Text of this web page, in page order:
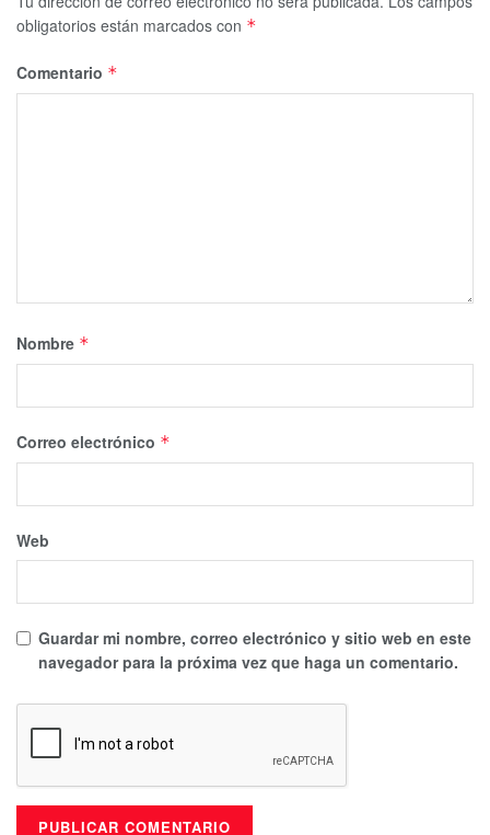
obligatorios están marcados con *
Comentario *
Nombre *
Correo electrónico *
Web
Guardar mi nombre, correo electrónico y sitio web en este
navegador para la próxima vez que haga un comentario.